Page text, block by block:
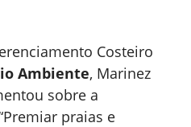
Costeiro
Ambiente, Marinez
sobre a
praias e